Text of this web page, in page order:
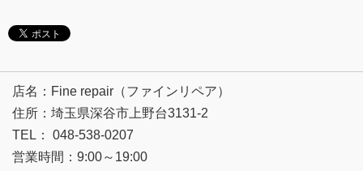
店名：Fine repair（ファインリペア）
住所：埼玉県深谷市上野台3131-2
TEL： 048-538-0207
営業時間：9:00～19:00